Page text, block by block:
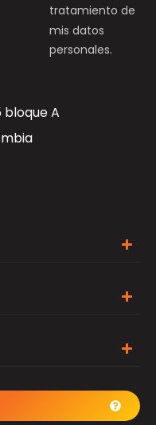
tratamiento de
mis datos
personales.
bloque A